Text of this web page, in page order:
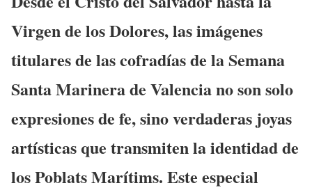
Virgen de los Dolores, las imágenes
titulares de las cofradías de la Semana
Santa Marinera de Valencia no son solo
expresiones de fe, sino verdaderas joyas
artísticas que transmiten la identidad de
los Poblats Marítims. Este especial